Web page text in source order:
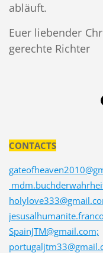
abläuft.
Euer liebender
gerechte Richter
CONTACTS
SpainJTM@gmail.com;